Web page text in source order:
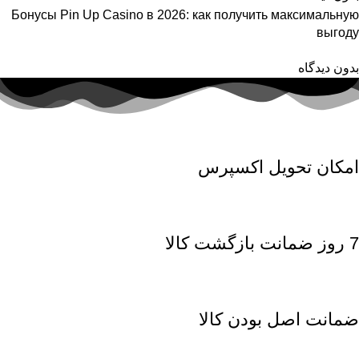
Бонусы Pin Up Casino в 2026: как получить максимальную
выгоду
بدون دیدگاه
امکان تحویل اکسپرس
7 روز ضمانت بازگشت کالا
ضمانت اصل بودن کالا